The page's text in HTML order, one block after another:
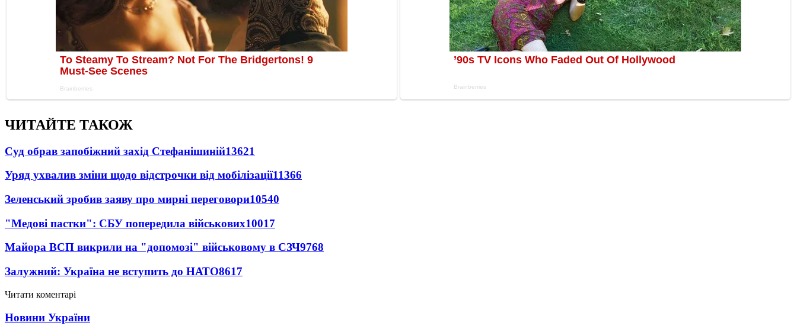
ЧИТАЙТЕ ТАКОЖ
Суд обрав запобіжний захід Стефанішиній13621
Уряд ухвалив зміни щодо відстрочки від мобілізації11366
Зеленський зробив заяву про мирні переговори10540
"Медові пастки": СБУ попередила військових10017
Майора ВСП викрили на "допомозі" військовому в СЗЧ9768
Залужний: Україна не вступить до НАТО8617
Читати коментарі
Новини України